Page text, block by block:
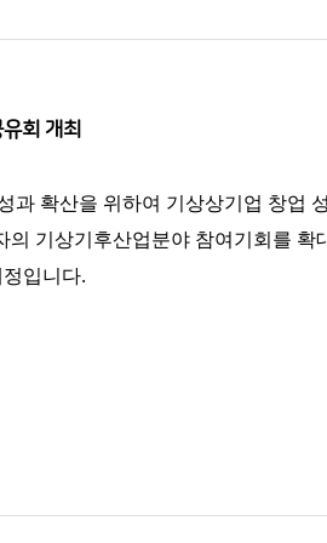
회 개최
과 확산을 위하여 기상상기업 창업
기상기후산업분야 참여기회를
입니다.